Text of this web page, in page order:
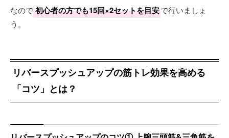
なので初心者の方でも15回×2セットを目安で行いましょ
う。
リバースプッシュアップの筋トレ効果を高める
「コツ」とは？